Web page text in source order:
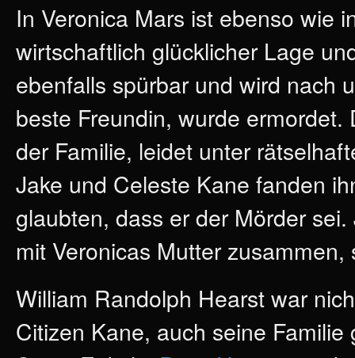
In Veronica Mars ist ebenso wie
wirtschaftlich glücklicher Lage
ebenfalls spürbar und wird nach
beste Freundin, wurde
der Familie, leidet unter
Jake und Celeste Kane fanden
glaubten, dass er der Mörder
mit Veronicas Mutter
William Randolph Hearst war
Citizen Kane, auch seine